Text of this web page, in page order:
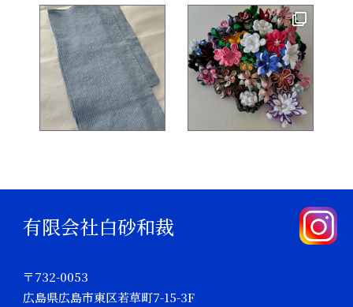
有限会社白砂和裁
〒732-0053
広島県広島市東区若草町7-15-3F